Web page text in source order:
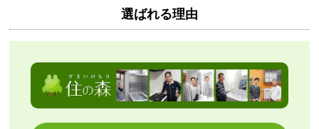
さん
はい
ショップからの連絡や対応は適切でしたか？
はい
選ばれる理由